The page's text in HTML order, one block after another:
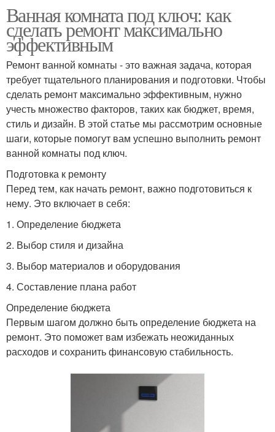
Ванная комната под ключ: как
сделать ремонт максимально
эффективным
Ремонт ванной комнаты - это важная задача, которая
требует тщательного планирования и подготовки. Чтобы
сделать ремонт максимально эффективным, нужно
учесть множество факторов, таких как бюджет, время,
стиль и дизайн. В этой статье мы рассмотрим основные
шаги, которые помогут вам успешно выполнить ремонт
ванной комнаты под ключ.
Подготовка к ремонту
Перед тем, как начать ремонт, важно подготовиться к
нему. Это включает в себя:
1. Определение бюджета
2. Выбор стиля и дизайна
3. Выбор материалов и оборудования
4. Составление плана работ
Определение бюджета
Первым шагом должно быть определение бюджета на
ремонт. Это поможет вам избежать неожиданных
расходов и сохранить финансовую стабильность.